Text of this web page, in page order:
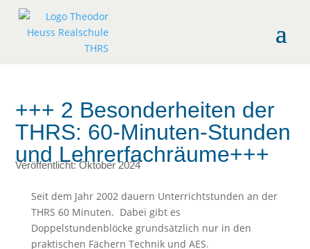
+++ 2 Besonderheiten der
THRS: 60-Minuten-Stunden
und Lehrerfachräume+++
Veröffentlicht: Oktober 2024
Seit dem Jahr 2002 dauern Unterrichtstunden an der
THRS 60 Minuten. Dabei gibt es
Doppelstundenblöcke grundsätzlich nur in den
praktischen Fächern Technik und AES.